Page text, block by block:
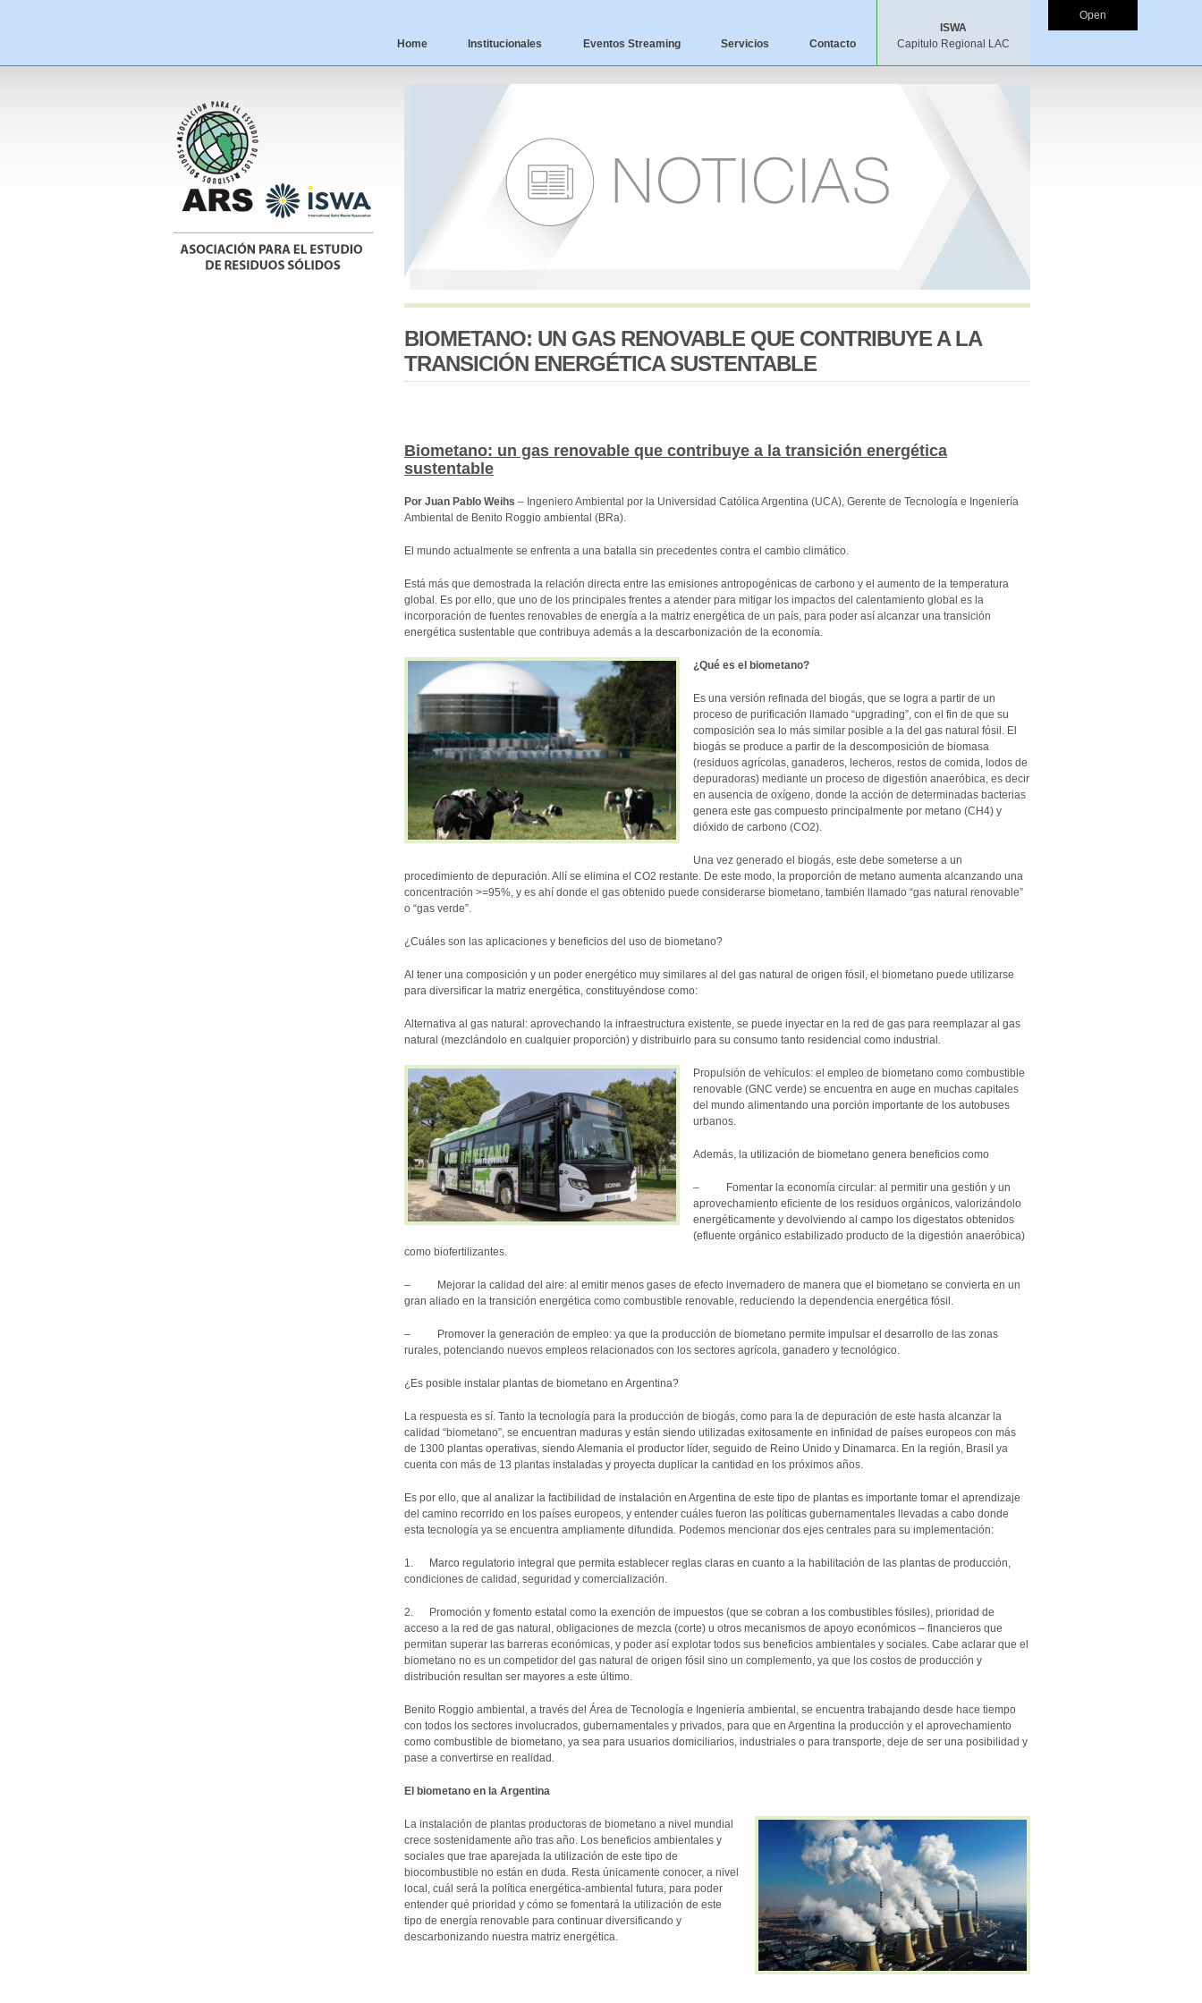
Home Institucionales Eventos Streaming Servicios Contacto
ISWA
Capitulo Regional LAC
BIOMETANO: UN GAS RENOVABLE QUE CONTRIBUYE A LA
TRANSICIÓN ENERGÉTICA SUSTENTABLE
Biometano: un gas renovable que contribuye a la transición energética
sustentable
Por Juan Pablo Weihs – Ingeniero Ambiental por la Universidad Católica Argentina (UCA), Gerente de Tecnología e Ingeniería
Ambiental de Benito Roggio ambiental (BRa).
El mundo actualmente se enfrenta a una batalla sin precedentes contra el cambio climático.
Está más que demostrada la relación directa entre las emisiones antropogénicas de carbono y el aumento de la temperatura
global. Es por ello, que uno de los principales frentes a atender para mitigar los impactos del calentamiento global es la
incorporación de fuentes renovables de energía a la matriz energética de un país, para poder así alcanzar una transición
energética sustentable que contribuya además a la descarbonización de la economía.
¿Qué es el biometano?
Es una versión refinada del biogás, que se logra a partir de un
proceso de purificación llamado “upgrading”, con el fin de que su
composición sea lo más similar posible a la del gas natural fósil. El
biogás se produce a partir de la descomposición de biomasa
(residuos agrícolas, ganaderos, lecheros, restos de comida, lodos de
depuradoras) mediante un proceso de digestión anaeróbica, es decir
en ausencia de oxígeno, donde la acción de determinadas bacterias
genera este gas compuesto principalmente por metano (CH4) y
dióxido de carbono (CO2).
Una vez generado el biogás, este debe someterse a un
procedimiento de depuración. Allí se elimina el CO2 restante. De este modo, la proporción de metano aumenta alcanzando una
concentración >=95%, y es ahí donde el gas obtenido puede considerarse biometano, también llamado “gas natural renovable”
o “gas verde”.
¿Cuáles son las aplicaciones y beneficios del uso de biometano?
Al tener una composición y un poder energético muy similares al del gas natural de origen fósil, el biometano puede utilizarse
para diversificar la matriz energética, constituyéndose como:
Alternativa al gas natural: aprovechando la infraestructura existente, se puede inyectar en la red de gas para reemplazar al gas
natural (mezclándolo en cualquier proporción) y distribuirlo para su consumo tanto residencial como industrial.
Propulsión de vehículos: el empleo de biometano como combustible
renovable (GNC verde) se encuentra en auge en muchas capitales
del mundo alimentando una porción importante de los autobuses
urbanos.
Además, la utilización de biometano genera beneficios como
– Fomentar la economía circular: al permitir una gestión y un
aprovechamiento eficiente de los residuos orgánicos, valorizándolo
energéticamente y devolviendo al campo los digestatos obtenidos
(efluente orgánico estabilizado producto de la digestión anaeróbica)
como biofertilizantes.
– Mejorar la calidad del aire: al emitir menos gases de efecto invernadero de manera que el biometano se convierta en un
gran aliado en la transición energética como combustible renovable, reduciendo la dependencia energética fósil.
– Promover la generación de empleo: ya que la producción de biometano permite impulsar el desarrollo de las zonas
rurales, potenciando nuevos empleos relacionados con los sectores agrícola, ganadero y tecnológico.
¿Es posible instalar plantas de biometano en Argentina?
La respuesta es sí. Tanto la tecnología para la producción de biogás, como para la de depuración de este hasta alcanzar la
calidad “biometano”, se encuentran maduras y están siendo utilizadas exitosamente en infinidad de países europeos con más
de 1300 plantas operativas, siendo Alemania el productor líder, seguido de Reino Unido y Dinamarca. En la región, Brasil ya
cuenta con más de 13 plantas instaladas y proyecta duplicar la cantidad en los próximos años.
Es por ello, que al analizar la factibilidad de instalación en Argentina de este tipo de plantas es importante tomar el aprendizaje
del camino recorrido en los países europeos, y entender cuáles fueron las políticas gubernamentales llevadas a cabo donde
esta tecnología ya se encuentra ampliamente difundida. Podemos mencionar dos ejes centrales para su implementación:
1. Marco regulatorio integral que permita establecer reglas claras en cuanto a la habilitación de las plantas de producción,
condiciones de calidad, seguridad y comercialización.
2. Promoción y fomento estatal como la exención de impuestos (que se cobran a los combustibles fósiles), prioridad de
acceso a la red de gas natural, obligaciones de mezcla (corte) u otros mecanismos de apoyo económicos – financieros que
permitan superar las barreras económicas, y poder así explotar todos sus beneficios ambientales y sociales. Cabe aclarar que el
biometano no es un competidor del gas natural de origen fósil sino un complemento, ya que los costos de producción y
distribución resultan ser mayores a este último.
Benito Roggio ambiental, a través del Área de Tecnología e Ingeniería ambiental, se encuentra trabajando desde hace tiempo
con todos los sectores involucrados, gubernamentales y privados, para que en Argentina la producción y el aprovechamiento
como combustible de biometano, ya sea para usuarios domiciliarios, industriales o para transporte, deje de ser una posibilidad y
pase a convertirse en realidad.
El biometano en la Argentina
La instalación de plantas productoras de biometano a nivel mundial
crece sostenidamente año tras año. Los beneficios ambientales y
sociales que trae aparejada la utilización de este tipo de
biocombustible no están en duda. Resta únicamente conocer, a nivel
local, cuál será la política energética-ambiental futura, para poder
entender qué prioridad y cómo se fomentará la utilización de este
tipo de energía renovable para continuar diversificando y
descarbonizando nuestra matriz energética.
Open